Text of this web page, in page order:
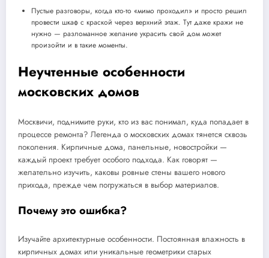
Пустые разговоры, когда кто-то «мимо проходил» и просто решил
провести шкаф с краской через верхний этаж. Тут даже кражи не
нужно — разломанное желание украсить свой дом может
произойти и в такие моменты.
Неучтенные особенности
московских домов
Москвичи, поднимите руки, кто из вас понимал, куда попадает в
процессе ремонта? Легенда о московских домах тянется сквозь
поколения. Кирпичные дома, панельные, новостройки —
каждый проект требует особого подхода. Как говорят —
желательно изучить, каковы ровные стены вашего нового
прихода, прежде чем погружаться в выбор материалов.
Почему это ошибка?
Изучайте архитектурные особенности. Постоянная влажность в
кирпичных домах или уникальные геометрики старых